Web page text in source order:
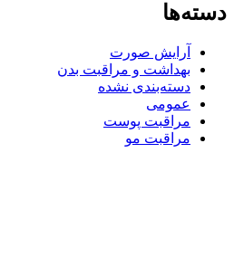
دسته‌ها
آرایش صورت
بهداشت و مراقبت بدن
دسته‌بندی نشده
عمومی
مراقبت پوست
مراقبت مو